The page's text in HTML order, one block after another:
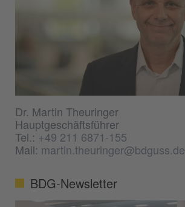
Dr. Martin Theuringer
Hauptgeschäftsführer
Tel.:+49 211 6871-155
Mail: martin.theuringer@bdguss.de
BDG-Newsletter